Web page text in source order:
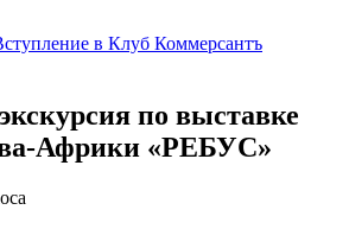
в Клуб Коммерсантъ
по выставке
Африки «РЕБУС»